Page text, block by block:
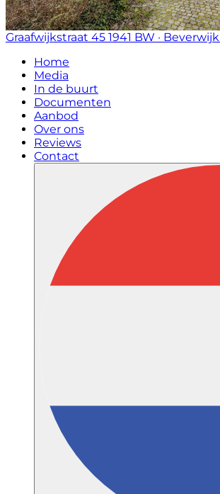
Graafwijkstraat 45 1941 BW · Beverwijk
Home
Media
In de buurt
Documenten
Aanbod
Over ons
Reviews
Contact